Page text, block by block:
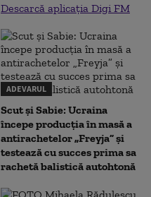
Descarcă aplicația Digi FM
ADEVARUL
Scut și Sabie: Ucraina
începe producția în masă a
antirachetelor „Freyja” și
testează cu succes prima sa
rachetă balistică autohtonă